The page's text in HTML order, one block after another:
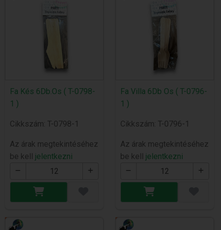
Fa Kés 6Db.Os ( T-0798-
1 )
Cikkszám: T-0798-1
Az árak megtekintéséhez
be kell jelentkezni
Fa Villa 6Db Os ( T-0796-
1 )
Cikkszám: T-0796-1
Az árak megtekintéséhez
be kell jelentkezni